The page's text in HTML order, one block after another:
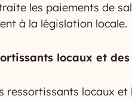
traite les paiements de
à la législation locale.
locaux et
locaux